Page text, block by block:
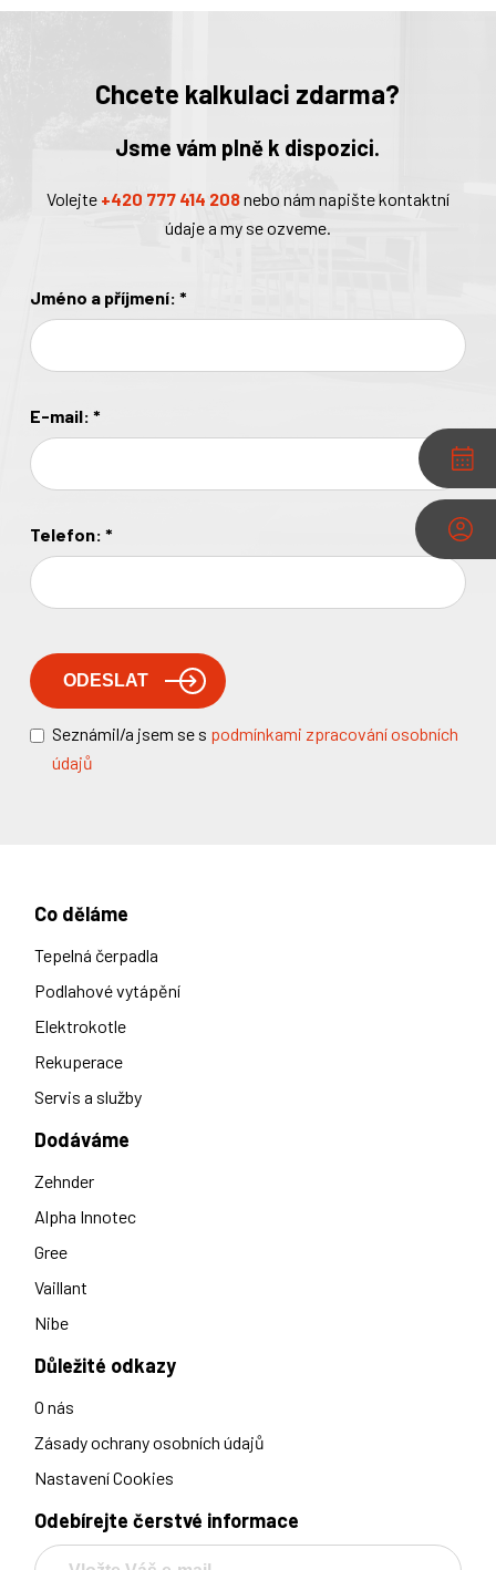
Chcete kalkulaci zdarma?
Jsme vám plně k dispozici.
Volejte +420 777 414 208nebo nám napište kontaktní
údaje a my se ozveme.
Jméno a příjmení: *
E-mail: *
Telefon: *
Seznámil/a jsem se s podmínkami zpracování osobních
údajů
Co děláme
Tepelná čerpadla
Podlahové vytápění
Elektrokotle
Rekuperace
Servis a služby
Dodáváme
Zehnder
Alpha Innotec
Gree
Vaillant
Nibe
Důležité odkazy
O nás
Zásady ochrany osobních údajů
Nastavení Cookies
Odebírejte čerstvé informace